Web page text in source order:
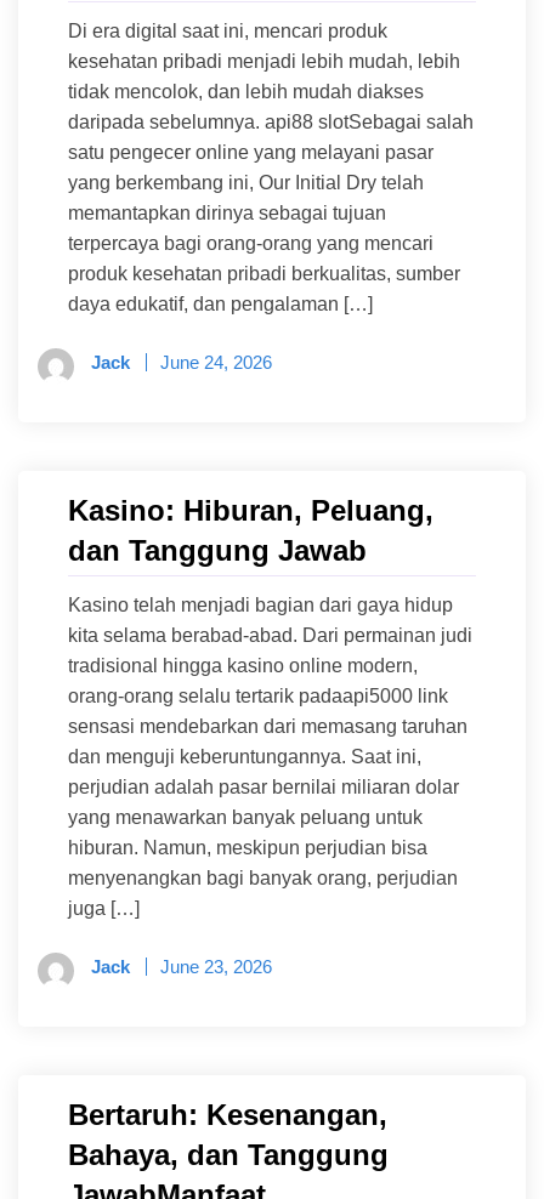
Di era digital saat ini, mencari produk
kesehatan pribadi menjadi lebih mudah, lebih
tidak mencolok, dan lebih mudah diakses
daripada sebelumnya. api88 slotSebagai salah
satu pengecer online yang melayani pasar
yang berkembang ini, Our Initial Dry telah
memantapkan dirinya sebagai tujuan
terpercaya bagi orang-orang yang mencari
produk kesehatan pribadi berkualitas, sumber
daya edukatif, dan pengalaman […]
Jack June 24, 2026
Kasino: Hiburan, Peluang,
dan Tanggung Jawab
Kasino telah menjadi bagian dari gaya hidup
kita selama berabad-abad. Dari permainan judi
tradisional hingga kasino online modern,
orang-orang selalu tertarik padaapi5000 link
sensasi mendebarkan dari memasang taruhan
dan menguji keberuntungannya. Saat ini,
perjudian adalah pasar bernilai miliaran dolar
yang menawarkan banyak peluang untuk
hiburan. Namun, meskipun perjudian bisa
menyenangkan bagi banyak orang, perjudian
juga […]
Jack June 23, 2026
Bertaruh: Kesenangan,
Bahaya, dan Tanggung